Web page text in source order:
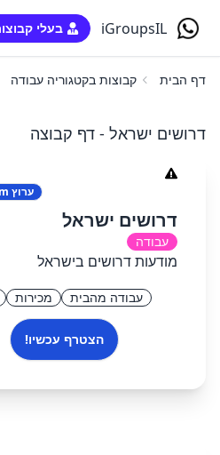
iGroupsIL בעלי
דף הבית קבוצות בקטגוריה עבודה
דרושים ישראל - דף קבוצה
ערוץ
דרושים ישראל
עבודה
מודעות דרושים בישראל
עבודה מהבית מכירות
הצטרף עכשיו!